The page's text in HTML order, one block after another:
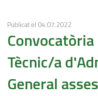
Publicat el 04.07.2022
Tècnic/a
General